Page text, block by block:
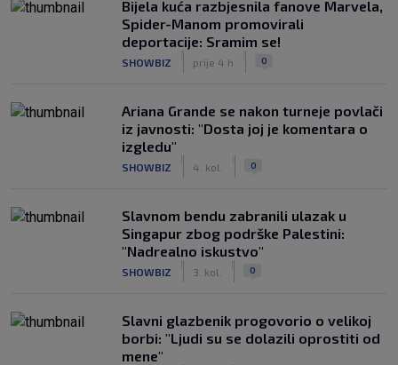
Bijela kuća razbjesnila fanove Marvela,
Spider-Manom promovirali
deportacije: Sramim se!
SHOWBIZ prije 4 h 0
Ariana Grande se nakon turneje povlači
iz javnosti: "Dosta joj je komentara o
izgledu"
SHOWBIZ 4. kol. 0
Slavnom bendu zabranili ulazak u
Singapur zbog podrške Palestini:
"Nadrealno iskustvo"
SHOWBIZ 3. kol. 0
Slavni glazbenik progovorio o velikoj
borbi: "Ljudi su se dolazili oprostiti od
mene"